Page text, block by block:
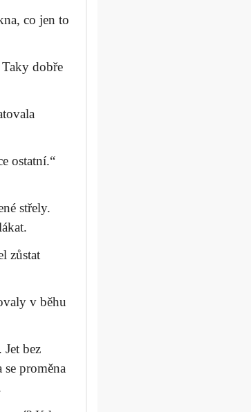
co jen to
Taky dobře
ostatní.“
střely.
zůstat
v běhu
bez
proměna